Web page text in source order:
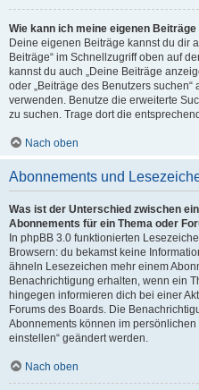
Wie kann ich meine eigenen
Deine eigenen Beiträge kannst du dir
Beiträge“ im Schnellzugriff oben auf
kannst du auch „Deine Beiträge
oder „Beiträge des Benutzers
verwenden. Benutze die erweiterte
zu suchen. Trage dort die
Nach oben
Abonnements und
Was ist der Unterschied zwischen
Abonnements für ein Thema oder
In phpBB 3.0 funktionierten
Browsern: du bekamst keine
ähneln Lesezeichen mehr einem
Benachrichtigung erhalten, wenn ein
hingegen informieren dich bei einer
Forums des Boards. Die
Abonnements können im
einstellen“ geändert werden.
Nach oben